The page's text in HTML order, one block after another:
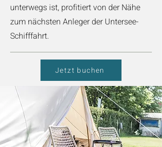
unterwegs ist, profitiert von der Nähe
zum nächsten Anleger der Untersee-
Schifffahrt.
Jetzt buchen